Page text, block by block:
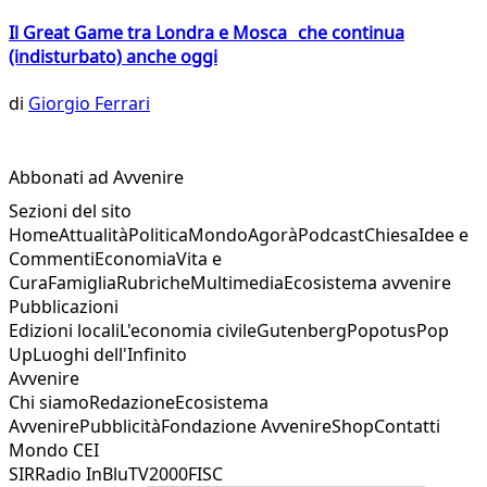
Il Great Game tra Londra e Mosca che continua
(indisturbato) anche oggi
di Giorgio Ferrari
Abbonati ad Avvenire
Sezioni del sito
HomeAttualitàPoliticaMondoAgoràPodcastChiesaIdee e
CommentiEconomiaVita e
CuraFamigliaRubricheMultimediaEcosistema avvenire
Pubblicazioni
Edizioni localiL'economia civileGutenbergPopotusPop
UpLuoghi dell'Infinito
Avvenire
Chi siamoRedazioneEcosistema
AvvenirePubblicitàFondazione AvvenireShopContatti
Mondo CEI
SIRRadio InBluTV2000FISC